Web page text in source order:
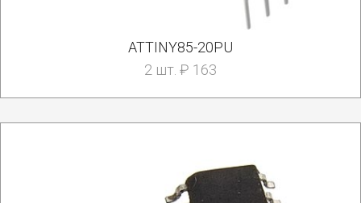
ATTINY85-20PU
2 шт. ₽ 163